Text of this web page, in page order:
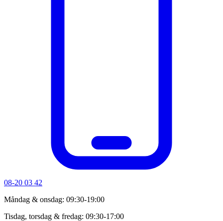
08-20 03 42
Måndag & onsdag: 09:30-19:00
Tisdag, torsdag & fredag: 09:30-17:00